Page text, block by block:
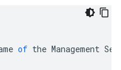
of the Management